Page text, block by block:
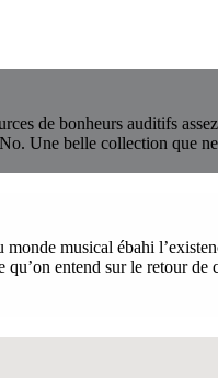
de bonheurs auditifs
Une belle collection que
monde musical ébahi
entend sur le retour